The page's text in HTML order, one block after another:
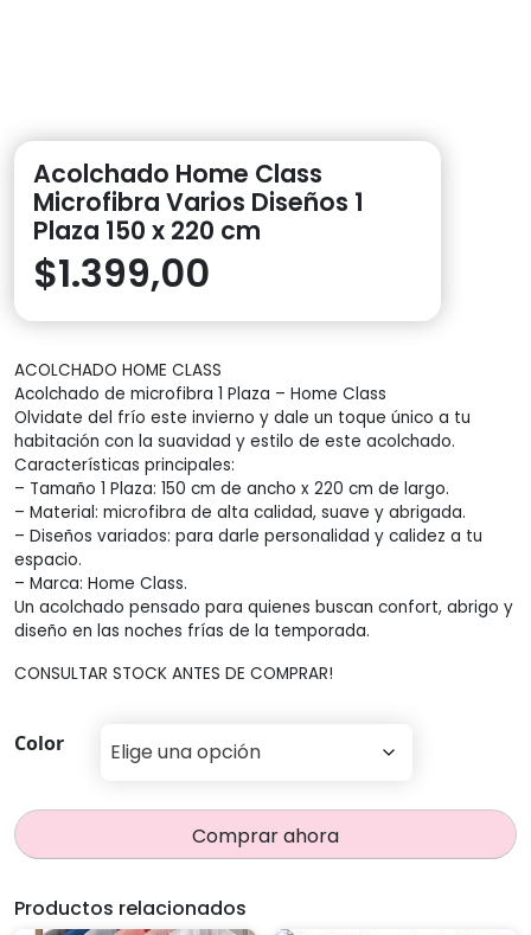
Acolchado Home Class
Microfibra Varios Diseños 1
Plaza 150 x 220 cm
$1.399,00
ACOLCHADO HOME CLASS
Acolchado de microfibra 1 Plaza – Home Class
Olvidate del frío este invierno y dale un toque único a tu
habitación con la suavidad y estilo de este acolchado.
Características principales:
– Tamaño 1 Plaza: 150 cm de ancho x 220 cm de largo.
– Material: microfibra de alta calidad, suave y abrigada.
– Diseños variados: para darle personalidad y calidez a tu
espacio.
– Marca: Home Class.
Un acolchado pensado para quienes buscan confort, abrigo y
diseño en las noches frías de la temporada.
CONSULTAR STOCK ANTES DE COMPRAR!
Color
Comprar ahora
Productos relacionados